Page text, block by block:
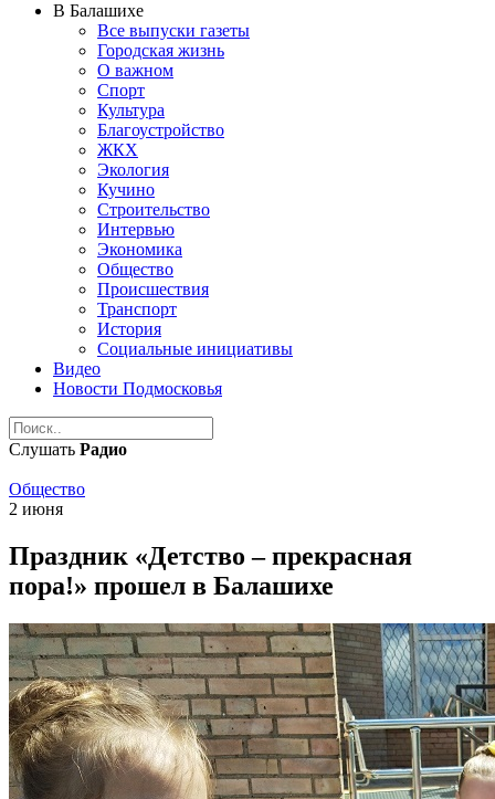
В Балашихе
Все выпуски газеты
Городская жизнь
О важном
Спорт
Культура
Благоустройство
ЖКХ
Экология
Кучино
Строительство
Интервью
Экономика
Общество
Происшествия
Транспорт
История
Социальные инициативы
Видео
Новости Подмосковья
Слушать Радио
Общество
2 июня
Праздник «Детство – прекрасная
пора!» прошел в Балашихе